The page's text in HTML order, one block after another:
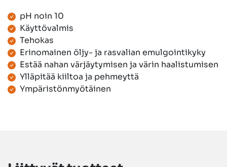
Tuotetiedot
pH noin 10
Käyttövalmis
Tehokas
Erinomainen öljy- ja rasvalian emulgointikyky
Estää nahan värjäytymisen ja värin haalistumisen
Ylläpitää kiiltoa ja pehmeyttä
Ympäristönmyötäinen